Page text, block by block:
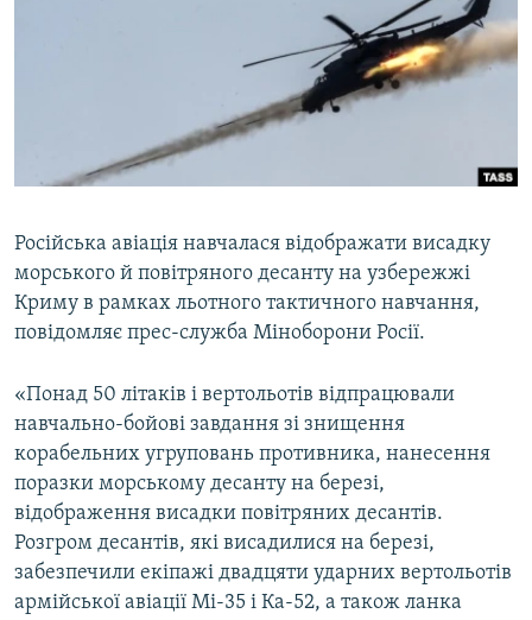
СВІДЧЕННЯ ОКУПАЦІЇ
УКРАЇНСЬКА ПРОБЛЕМА КРИМУ
Усі сайти RFE/RL
Російська авіація навчалася відображати висадку
морського й повітряного десанту на узбережжі
Криму в рамках льотного тактичного навчання,
повідомляє прес-служба Міноборони Росії.
«Понад 50 літаків і вертольотів відпрацювали
навчально-бойові завдання зі знищення
корабельних угруповань противника, нанесення
поразки морському десанту на березі,
відображення висадки повітряних десантів.
Розгром десантів, які висадилися на березі,
забезпечили екіпажі двадцяти ударних вертольотів
армійської авіації Мі-35 і Ка-52, а також ланка